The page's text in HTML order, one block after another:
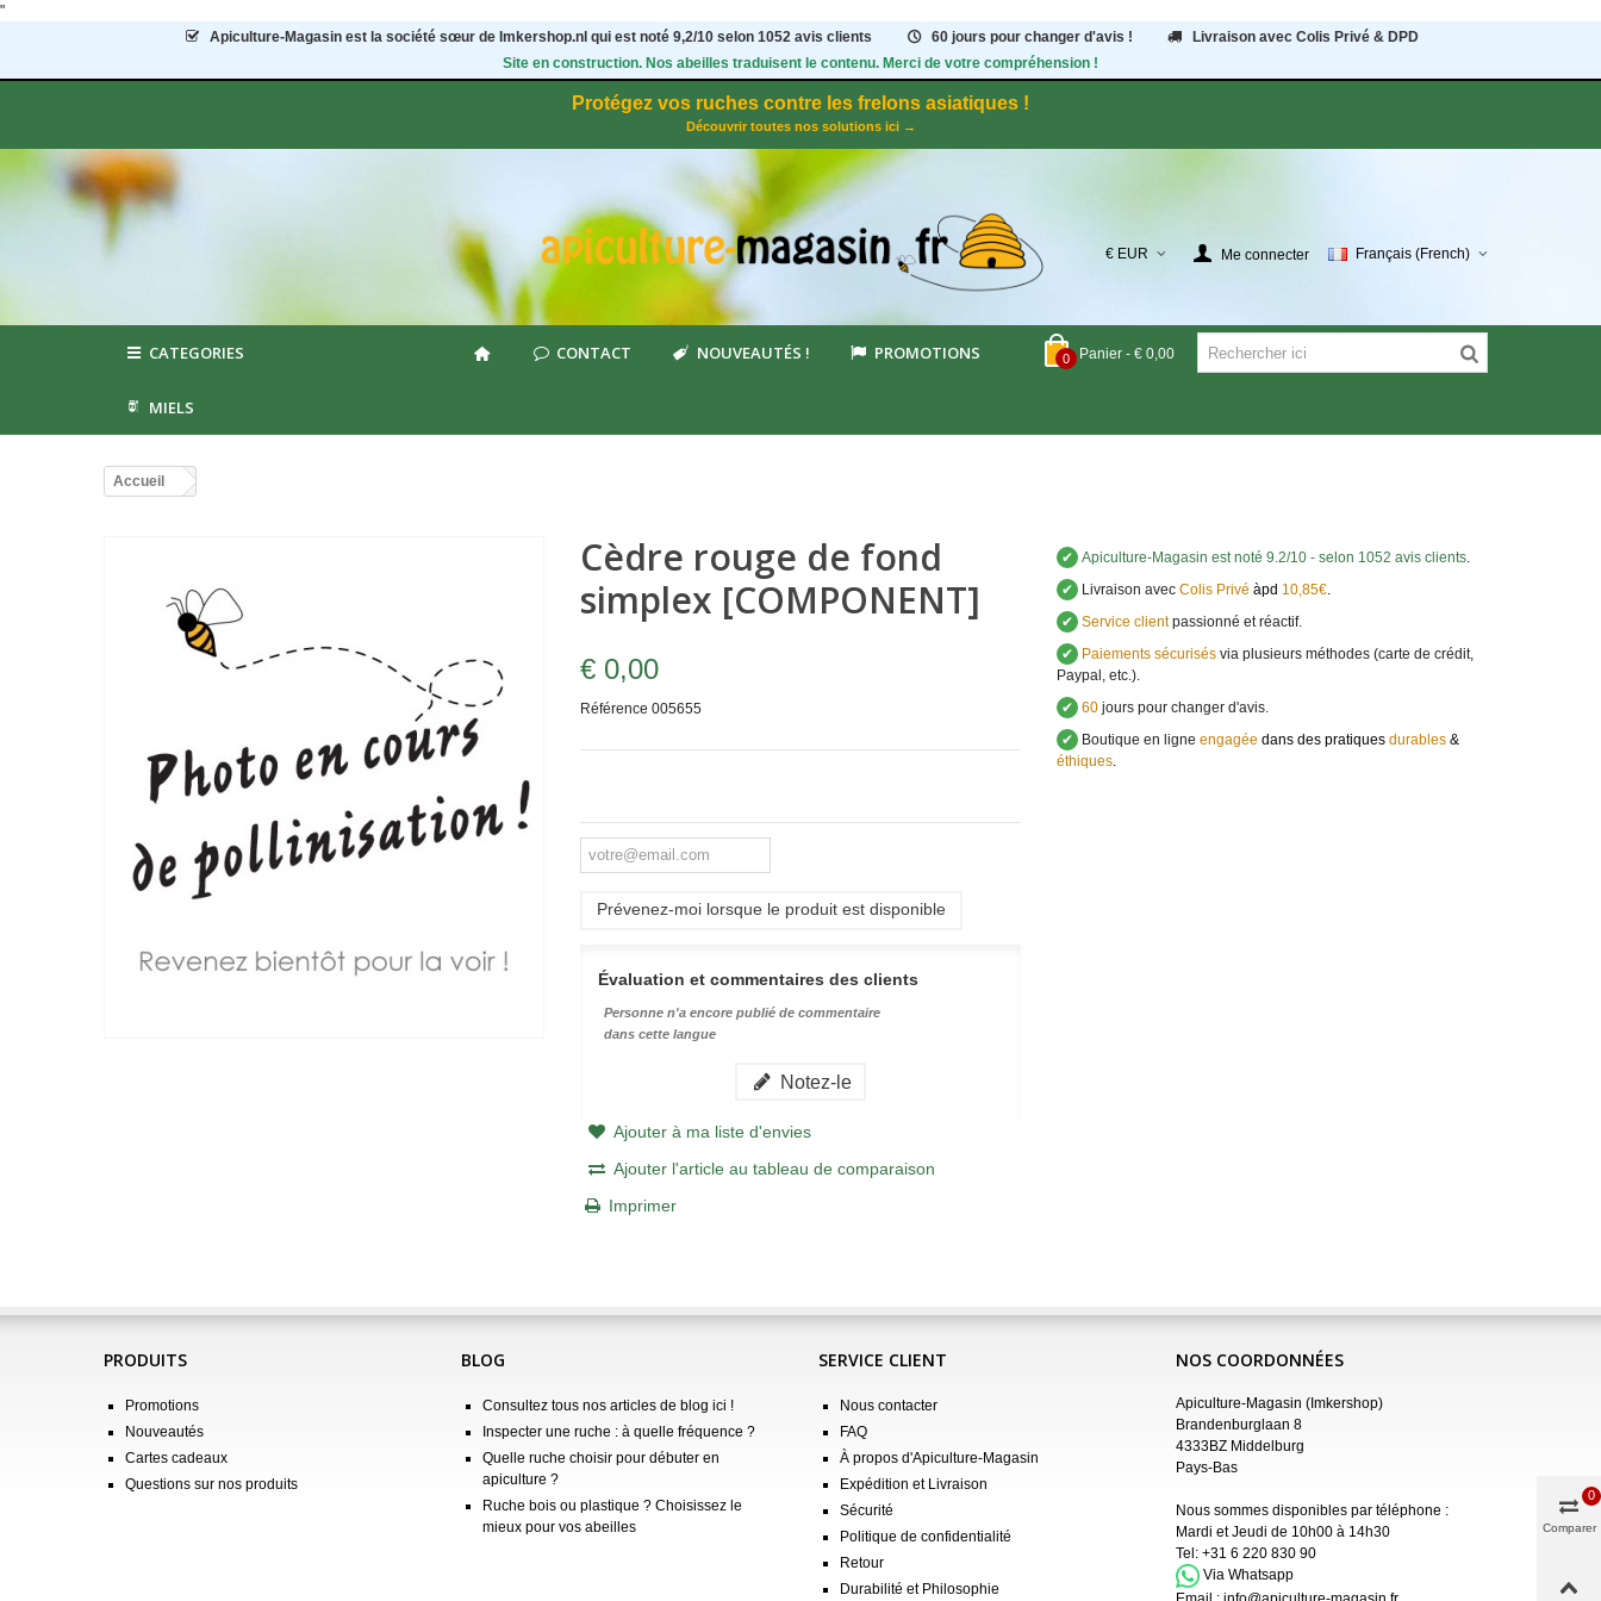
"
Apiculture-Magasin est la société sœur de Imkershop.nl qui est noté 9,2/10 selon 1052avis clients 60 jours pour changer d'avis !
Livraison avec Colis Privé & DPD
Site en construction. Nos abeilles traduisent le contenu. Merci de votre compréhension !
Protégez vos ruches contre les frelons asiatiques !
Découvrir toutes nos solutions ici →
€ EUR Me connecter Français (French)
0 Panier - € 0,00
CATEGORIES CONTACT NOUVEAUTÉS ! PROMOTIONS
MIELS
Accueil
Cèdre rouge de fond
simplex [COMPONENT]
€ 0,00
Référence 005655
Prévenez-moi lorsque le produit est disponible
Évaluation et commentaires des clients
Personne n'a encore publié de commentaire
dans cette langue
Notez-le
Ajouter à ma liste d'envies
Ajouter l'article au tableau de comparaison
Imprimer
✔ Apiculture-Magasin est noté 9.2/10 - selon 1052 avis clients.
✔ Livraison avecColis Privé àpd 10,85€.
✔ Service clientpassionné et réactif.
✔ Paiements sécurisésvia plusieurs méthodes (carte de crédit,
Paypal, etc.).
✔ 60jours pour changer d'avis.
✔ Boutique en ligne engagée dans des pratiques durables&
éthiques.
PRODUITS
Promotions
Nouveautés
Cartes cadeaux
Questions sur nos produits
BLOG
Consultez tous nos articles de blog ici !
Inspecter une ruche : à quelle fréquence ?
Quelle ruche choisir pour débuter en
apiculture ?
Ruche bois ou plastique ? Choisissez le
mieux pour vos abeilles
SERVICE CLIENT
Nous contacter
FAQ
À propos d'Apiculture-Magasin
Expédition et Livraison
Sécurité
Politique de confidentialité
Retour
Durabilité et Philosophie
NOS COORDONNÉES
Apiculture-Magasin (Imkershop)
Brandenburglaan 8
4333BZ Middelburg
Pays-Bas
Nous sommes disponibles par téléphone :
Mardi et Jeudi de 10h00 à 14h30
Tel: +31 6 220 830 90
Via Whatsapp
Comparer
0